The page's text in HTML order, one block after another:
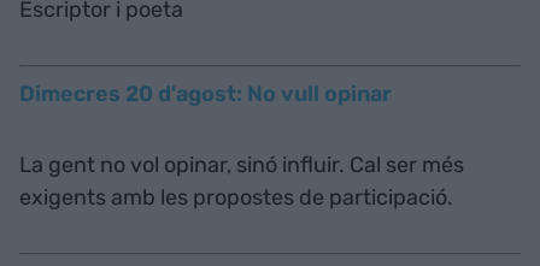
Escriptor i poeta
Dimecres 20 d'agost: No vull opinar
La gent no vol opinar, sinó influir. Cal ser més
exigents amb les propostes de participació.